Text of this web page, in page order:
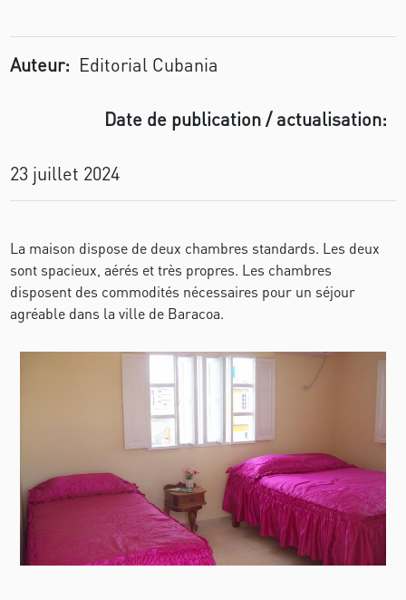
Auteur: Editorial Cubania
Date de publication / actualisation:
23 juillet 2024
La maison dispose de deux chambres standards. Les deux
sont spacieux, aérés et très propres. Les chambres
disposent des commodités nécessaires pour un séjour
agréable dans la ville de Baracoa.